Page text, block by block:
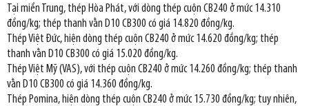
Tại miền Trung, thép Hòa Phát, với dòng thép cuộn CB240 ở mức 14.310
đồng/kg; thép thanh vằn D10 CB300 có giá 14.820 đồng/kg.
Thép Việt Đức, hiện dòng thép cuộn CB240 ở mức 14.620 đồng/kg; thép
thanh vằn D10 CB300 có giá 15.020 đồng/kg.
Thép Việt Mỹ (VAS), với thép cuộn CB240 ở mức 14.260 đồng/kg; thép thanh
vằn D10 CB300 có giá 14.360 đồng/kg.
Thép Pomina, hiện dòng thép cuộn CB240 ở mức 15.730 đồng/kg; tuy nhiên,